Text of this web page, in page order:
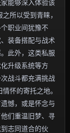
能够深入体验该
所以受到青睐，
职业间犹豫不
装备搭配与战术
此外，这类私服
升级系统等方
战斗都充满挑战
怀的寄托之地。
憾，或是怀念与
们重温旧梦、寻
志同道合的伙